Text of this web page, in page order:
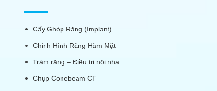
Cấy Ghép Răng (Implant)
Chỉnh Hình Răng Hàm Mặt
Trám răng – Điều trị nội nha
Chụp Conebeam CT